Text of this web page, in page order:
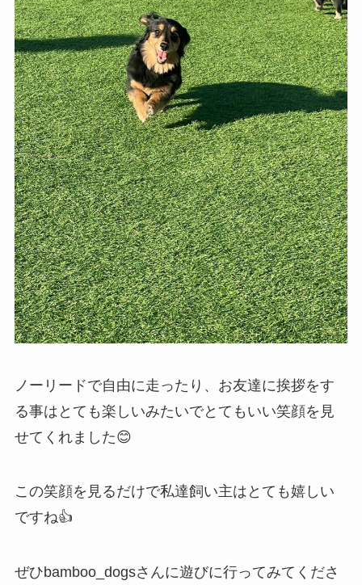
ノーリードで自由に走ったり、お友達に挨拶をす
る事はとても楽しいみたいでとてもいい笑顔を見
せてくれました😊
この笑顔を見るだけで私達飼い主はとても嬉しい
ですね👍
ぜひbamboo_dogsさんに遊びに行ってみてくださ